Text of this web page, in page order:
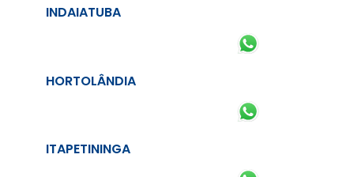
INDAIATUBA
HORTOLÂNDIA
ITAPETININGA